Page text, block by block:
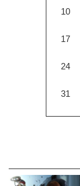
10
17
24
31